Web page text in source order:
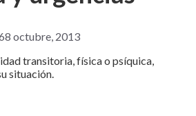
8 octubre, 2013
transitoria, física o psíquica,
situación.